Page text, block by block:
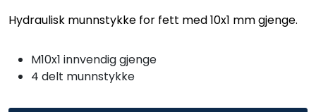
Hydraulisk munnstykke for fett med 10x1 mm gjenge.
M10x1 innvendig gjenge
4 delt munnstykke